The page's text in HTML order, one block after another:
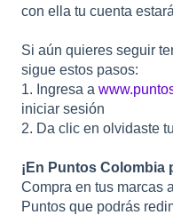
con ella tu cuenta
Si aún quieres seguir
sigue estos pasos:
1. Ingresa a
iniciar sesión
2. Da clic en olvidaste
¡En Puntos Colombia
Compra en tus marcas
Puntos que podrás